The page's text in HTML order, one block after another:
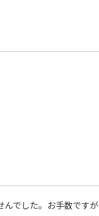
でした。お手数ですが